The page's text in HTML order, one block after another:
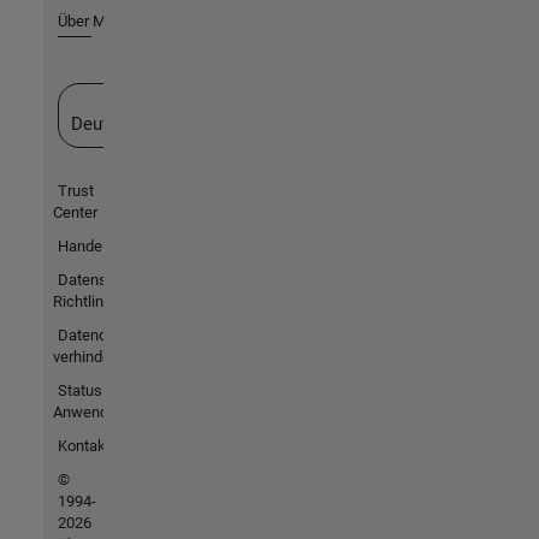
Über MathWorks
Deutschland
Trust
Center
Handelsmarken
Datenschutz-
Richtlinien
Datendiebstahl
verhindern
Status von
Anwendungen
Kontakt
©
1994-
2026